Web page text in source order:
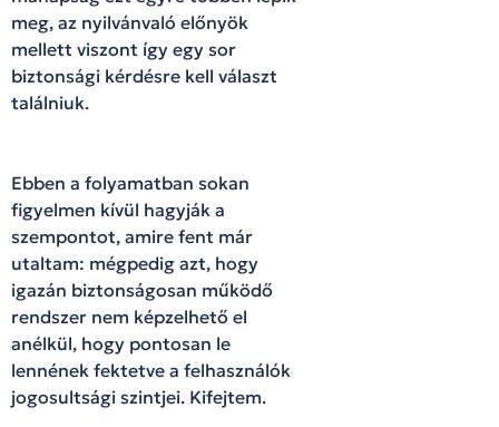
meg, az nyilvánvaló előnyök
mellett viszont így egy sor
biztonsági kérdésre kell választ
találniuk.
Ebben a folyamatban sokan
figyelmen kívül hagyják a
szempontot, amire fent már
utaltam: mégpedig azt, hogy
igazán biztonságosan működő
rendszer nem képzelhető el
anélkül, hogy pontosan le
lennének fektetve a felhasználók
jogosultsági szintjei. Kifejtem.